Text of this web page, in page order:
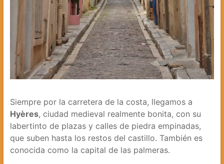
Siempre por la carretera de la costa, llegamos a
Hyères, ciudad medieval realmente bonita, con su
labertinto de plazas y calles de piedra empinadas,
que suben hasta los restos del castillo. También es
conocida como la capital de las palmeras.